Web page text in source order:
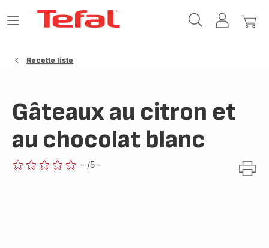
MonMon
Ouvrir
Recette liste
Gâteaux au citron et
au chocolat blanc
- /5 -